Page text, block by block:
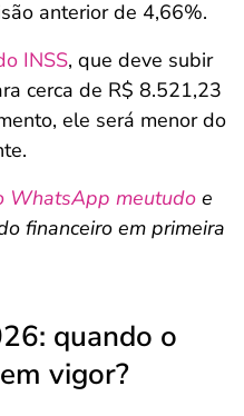
anterior de 4,66%.
INSS, que deve subir
cerca de R$ 8.521,23
ele será menor do
WhatsApp meutudo e
financeiro em primeira
quando o
vigor?